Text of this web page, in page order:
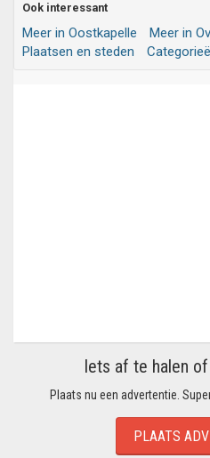
Ook interessant
Meer in Oostkapelle Meer in
Plaatsen en steden
Iets af te halen
Plaats nu een advertentie.
PLAATS